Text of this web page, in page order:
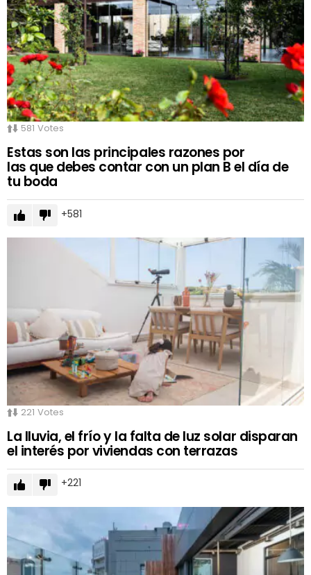
581 Votes
Estas son las principales razones por
las que debes contar con un plan B el día de
tu boda
581
221 Votes
La lluvia, el frío y la falta de luz solar disparan
el interés por viviendas con terrazas
221